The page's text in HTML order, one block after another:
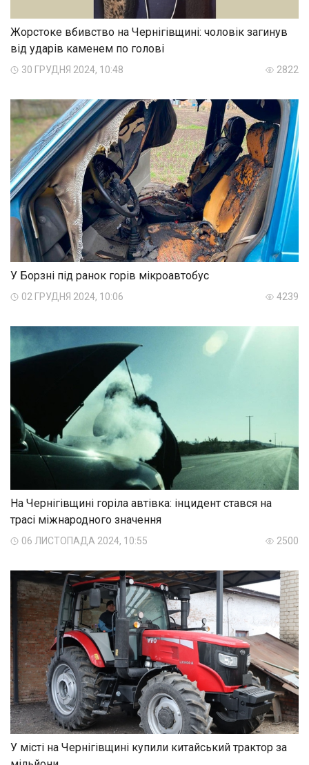
Жорстоке вбивство на Чернігівщині: чоловік загинув
від ударів каменем по голові
30 ГРУДНЯ 2024, 10:48 2822
У Борзні під ранок горів мікроавтобус
02 ГРУДНЯ 2024, 10:06 4239
На Чернігівщині горіла автівка: інцидент стався на
трасі міжнародного значення
06 ЛИСТОПАДА 2024, 10:55 2500
У місті на Чернігівщині купили китайський трактор за